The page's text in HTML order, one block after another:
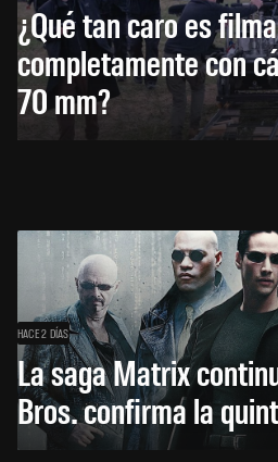
¿Qué tan caro es
completamente con
70 mm?
HACE 2 DÍAS
La saga Matrix
Bros. confirma la